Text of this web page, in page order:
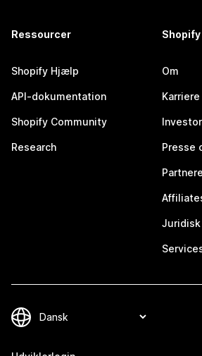
Ressourcer
Shopify Hjælp
API-dokumentation
Shopify Community
Research
Shopify
Om
Karriere
Presse
Partnere
Juridisk